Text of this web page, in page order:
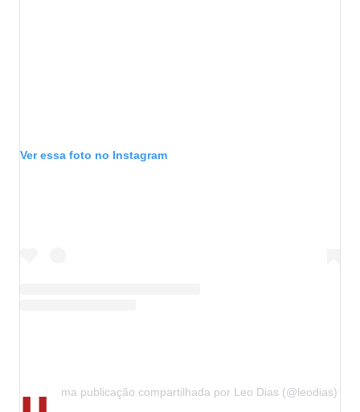
Ver essa foto no Instagram
ma publicação compartilhada por Leo Dias (@leodias)